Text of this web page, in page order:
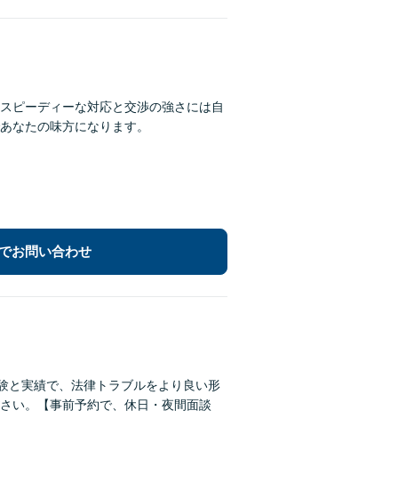
ピーディーな対応と交渉の強さには自
なたの味方になります。
お問い合わせ
と実績で、法律トラブルをより良い形
い。【事前予約で、休日・夜間面談